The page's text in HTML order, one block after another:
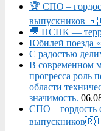
🏆 СПО –
выпускников
🎥 ПСПК —
Юбилей поезда
С радостью
В современном
прогресса роль
области
значимость.
СПО – гордость